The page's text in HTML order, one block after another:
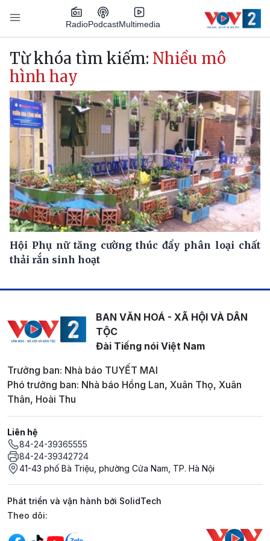
Nhảy đến nội dung
RadioPodcastMultimedia
Main navigation
Từ khóa tìm kiếm: Nhiều mô
hình hay
Hội Phụ nữ tăng cường thúc đẩy phân loại chất
thải rắn sinh hoạt
BAN VĂN HOÁ - XÃ HỘI VÀ DÂN
TỘC
Đài Tiếng nói Việt Nam
Trưởng ban: Nhà báo TUYẾT MAI
Phó trưởng ban: Nhà báo Hồng Lan, Xuân Thọ, Xuân
Thân, Hoài Thu
Liên hệ
84-24-39365555
84-24-39342724
41-43 phố Bà Triệu, phường Cửa Nam, TP. Hà Nội
Phát triển và vận hành bởi SolidTech
Mạng xã hội
Theo dõi: